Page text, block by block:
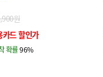
원
카드 할인가
확률96%